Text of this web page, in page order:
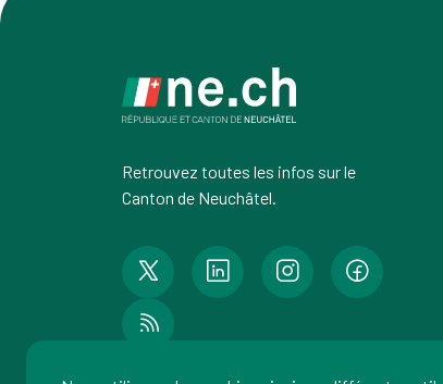
Retrouvez toutes les infos sur le
Canton de Neuchâtel.